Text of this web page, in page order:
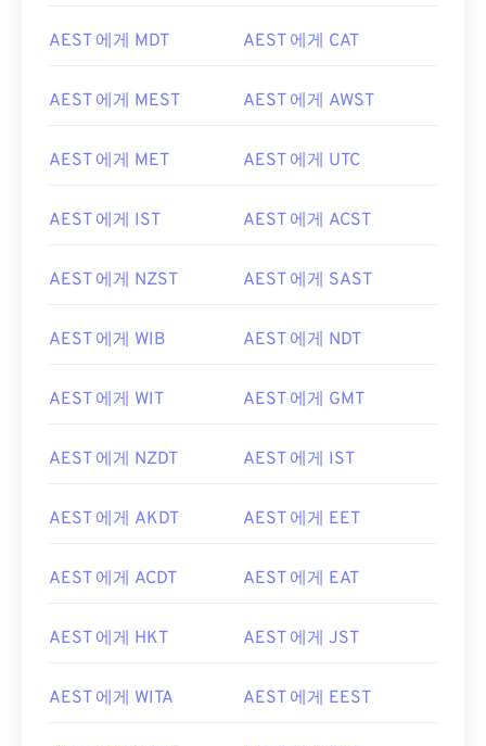
AEST 에게 MDT AEST 에게 CAT
AEST 에게 MEST AEST 에게 AWST
AEST 에게 MET AEST 에게 UTC
AEST 에게 IST AEST 에게 ACST
AEST 에게 NZST AEST 에게 SAST
AEST 에게 WIB AEST 에게 NDT
AEST 에게 WIT AEST 에게 GMT
AEST 에게 NZDT AEST 에게 IST
AEST 에게 AKDT AEST 에게 EET
AEST 에게 ACDT AEST 에게 EAT
AEST 에게 HKT AEST 에게 JST
AEST 에게 WITA AEST 에게 EEST